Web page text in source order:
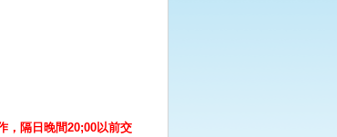
，隔日晚間20;00以前交